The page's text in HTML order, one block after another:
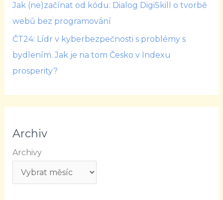
Jak (ne)začínat od kódu: Dialog DigiSkill o tvorbě
webů bez programování
ČT24: Lídr v kyberbezpečnosti s problémy s
bydlením. Jak je na tom Česko v Indexu
prosperity?
Archiv
Archivy